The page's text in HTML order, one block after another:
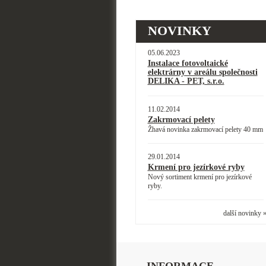
NOVINKY
05.06.2023
Instalace fotovoltaické
elektrárny v areálu společnosti
DELIKA - PET, s.r.o.
11.02.2014
Zakrmovací pelety
Žhavá novinka zakrmovací pelety 40 mm
29.01.2014
Krmení pro jezírkové ryby
Nový sortiment krmení pro jezírkové
ryby.
další novinky »